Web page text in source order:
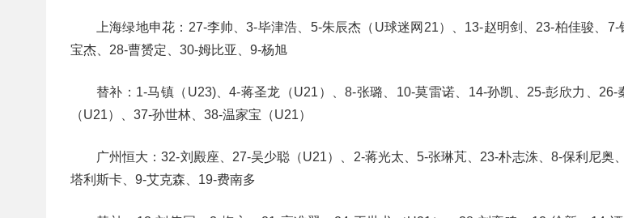
上海绿地申花：27-李帅、3-毕津浩、5-朱辰杰（U球迷网21）、13-赵明剑、23-柏佳骏、
宝杰、28-曹赟定、30-姆比亚、9-杨旭
替补：1-马镇（U23)、4-蒋圣龙（U21）、8-张璐、10-莫雷诺、14-孙凯、25-彭欣力、26-
（U21）、37-孙世林、38-温家宝（U21）
广州恒大：32-刘殿座、27-吴少聪（U21）、2-蒋光太、5-张琳芃、23-朴志洙、8-保利尼奥
塔利斯卡、9-艾克森、19-费南多